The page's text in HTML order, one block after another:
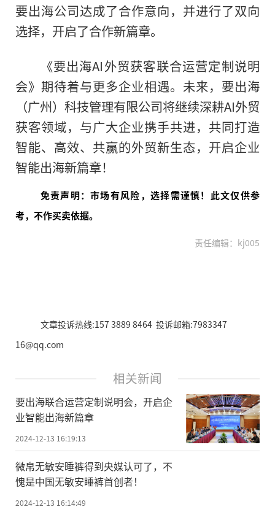
要出海公司达成了合作意向，并进行了双向
选择，开启了合作新篇章。
《要出海AI外贸获客联合运营定制说明
会》期待着与更多企业相遇。未来，要出海
（广州）科技管理有限公司将继续深耕AI外贸
获客领域，与广大企业携手共进，共同打造
智能、高效、共赢的外贸新生态，开启企业
智能出海新篇章！
免责声明：市场有风险，选择需谨慎！此文仅供参
考，不作买卖依据。
责任编辑：kj005
文章投诉热线:157 3889 8464 投诉邮箱:7983347
16@qq.com
相关新闻
要出海联合运营定制说明会，开启企
业智能出海新篇章
2024-12-13 16:19:13
微帛无敏安睡裤得到央媒认可了，不
愧是中国无敏安睡裤首创者！
2024-12-13 16:14:49